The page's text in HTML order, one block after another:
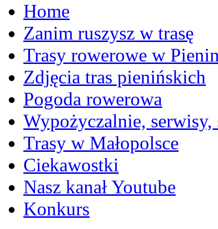
Home
Zanim ruszysz w trasę
Trasy rowerowe w
Zdjęcia tras pienińskich
Pogoda rowerowa
Wypożyczalnie, serwisy,
Trasy w Małopolsce
Ciekawostki
Nasz kanał Youtube
Konkurs